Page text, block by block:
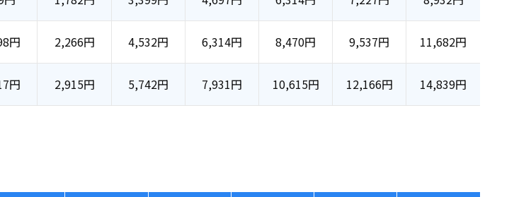
円 2,266円 4,532円 6,314円 8,470円 9,537円 11,682円
円 2,915円 5,742円 7,931円 10,615円 12,166円 14,839円